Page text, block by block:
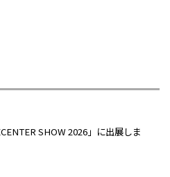
SHOW 2026」に出展しま